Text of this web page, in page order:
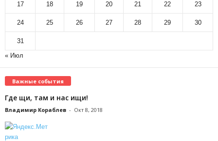
17 18 19 20 21 22 23
24 25 26 27 28 29 30
31
« Июл
Важные события
Где щи, там и нас ищи!
Владимир Кораблев - Окт 8, 2018